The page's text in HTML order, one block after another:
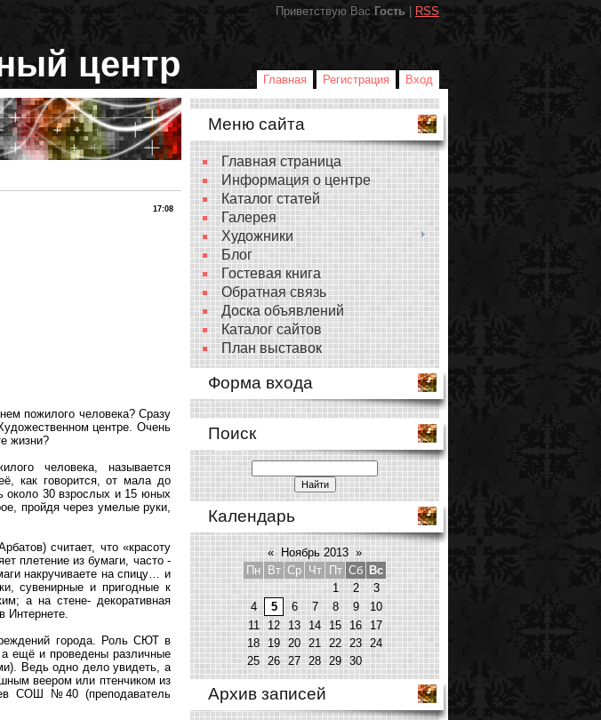
Приветствую Вас Гость RSS
центр Главная Регистрация Вход
17:08
пожилого человека? Сразу
центре. Очень
жизни?
человека, называется
как говорится, от мала до
около 30 взрослых и 15 юных
пройдя через умелые руки,
считает, что «красоту
плетение из бумаги, часто -
накручиваете на спицу… и
сувенирные и пригодные к
а на стене- декоративная
Интернете.
города. Роль СЮТ в
а ещё и проведены различные
Ведь одно дело увидеть, а
веером или птенчиком из
СОШ №40 (преподаватель
Меню сайта
Главная страница
Информация о центре
Каталог статей
Галерея
Художники
Блог
Гостевая книга
Обратная связь
Доска объявлений
Каталог сайтов
План выставок
Форма входа
Поиск
Календарь
« Ноябрь 2013 »
Пн
Вт Ср Чт Пт Сб Вс
1
2
3
4
5 6 7 8 9
10
11
12 13 14 15 16
17
18 19 20 21 22 23 24
25 26 27 28 29 30
Архив записей